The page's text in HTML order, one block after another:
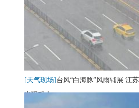
[天气现场] 台风“白海豚”风雨铺展 江
出现积水